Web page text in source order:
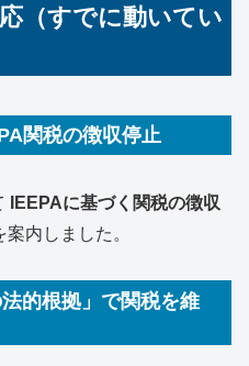
（すでに動いてい
関税の徴収停止
IEEPAに基づく関税の徴収
内しました。
的根拠」で関税を維